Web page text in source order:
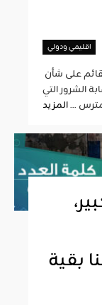
اقليمي ودولي
الشرور التي
...
بقية